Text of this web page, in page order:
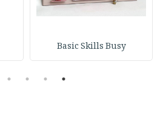
Basic Skills Busy
1
2
3
4